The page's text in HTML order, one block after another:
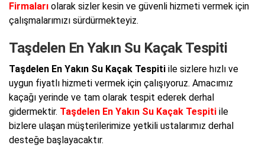
Firmaları olarak sizler kesin ve güvenli hizmeti vermek için
çalışmalarımızı sürdürmekteyiz.
Taşdelen En Yakın Su Kaçak Tespiti
Taşdelen En Yakın Su Kaçak Tespiti ile sizlere hızlı ve
uygun fiyatlı hizmeti vermek için çalışıyoruz. Amacımız
kaçağı yerinde ve tam olarak tespit ederek derhal
gidermektir. Taşdelen En Yakın Su Kaçak Tespiti ile
bizlere ulaşan müşterilerimize yetkili ustalarımız derhal
desteğe başlayacaktır.